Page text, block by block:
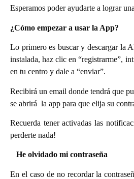
Esperamos poder ayudarte a lograr
¿Cómo empezar a usar la App?
Lo primero es buscar y descargar la
instalada, haz clic en “registrarme”,
en tu centro y dale a “enviar”.
Recibirá un email donde tendrá que
se abrirá la app para que elija su
Recuerda tener activadas las
perderte nada!
He olvidado mi contraseña
En el caso de no recordar la